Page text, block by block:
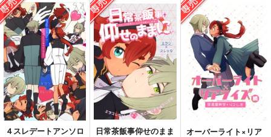
王者には恋人がいる
いな屋
472 円（税込）
グ・ラハ・ティア×光の戦士♀
サンプル
作品詳細
永遠の光に誓え
地球庭園
629円（税込）
オルシュファン×光の戦士♀
サンプル
作品詳細
14×6LOG
一過性
1,100円 （税込）
エメトセルク×光の戦士♀
サンプル
作品詳細
４スレデートアンソロ
日常茶飯事仰せのまま
オーバーライト×リア